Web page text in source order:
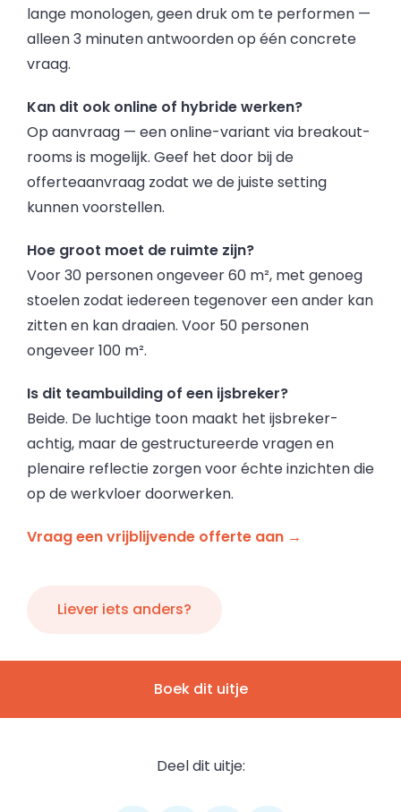
lange monologen, geen druk om te performen —
alleen 3 minuten antwoorden op één concrete
vraag.
Kan dit ook online of hybride werken?
Op aanvraag — een online-variant via breakout-
rooms is mogelijk. Geef het door bij de
offerteaanvraag zodat we de juiste setting
kunnen voorstellen.
Hoe groot moet de ruimte zijn?
Voor 30 personen ongeveer 60 m², met genoeg
stoelen zodat iedereen tegenover een ander kan
zitten en kan draaien. Voor 50 personen
ongeveer 100 m².
Is dit teambuilding of een ijsbreker?
Beide. De luchtige toon maakt het ijsbreker-
achtig, maar de gestructureerde vragen en
plenaire reflectie zorgen voor échte inzichten die
op de werkvloer doorwerken.
Vraag een vrijblijvende offerte aan →
Liever iets anders?
Boek dit uitje
Deel dit uitje: